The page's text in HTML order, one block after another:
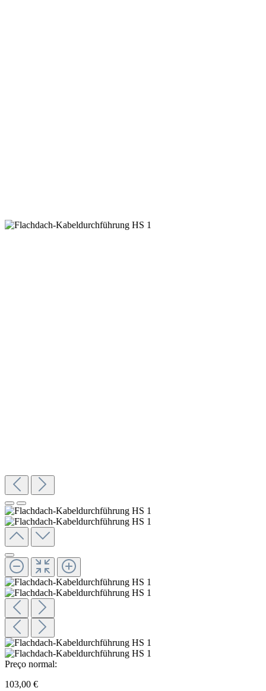
Preço normal:
103,00 €